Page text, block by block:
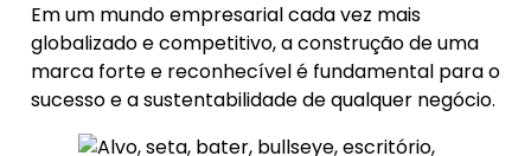
Em um mundo empresarial cada vez mais
globalizado e competitivo, a construção de uma
marca forte e reconhecível é fundamental para o
sucesso e a sustentabilidade de qualquer negócio.